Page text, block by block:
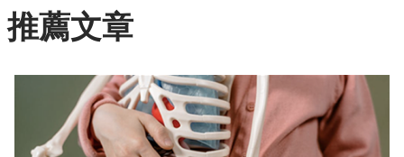
推薦文章